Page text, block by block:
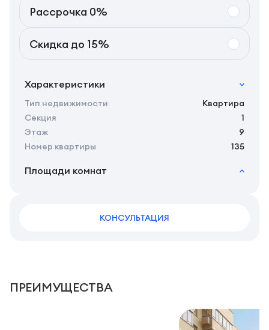
Рассрочка 0%
Скидка до 15%
Характеристики
Тип недвижимости
Квартира
Секция
1
Этаж
9
Номер квартиры
135
Площади комнат
КОНСУЛЬТАЦИЯ
ПРЕИМУЩЕСТВА